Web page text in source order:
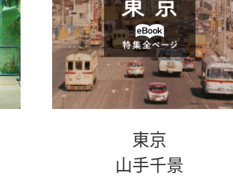
東京
山手千景